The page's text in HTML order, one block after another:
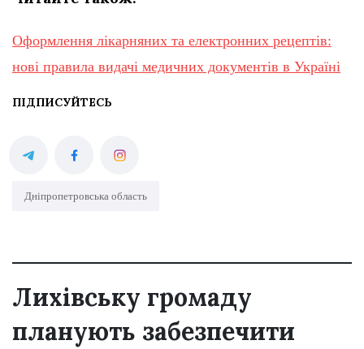
Оформлення лікарняних та електронних рецептів:
нові правила видачі медичних документів в Україні
ПІДПИСУЙТЕСЬ
Дніпропетровська область
Лихівську громаду
планують забезпечити